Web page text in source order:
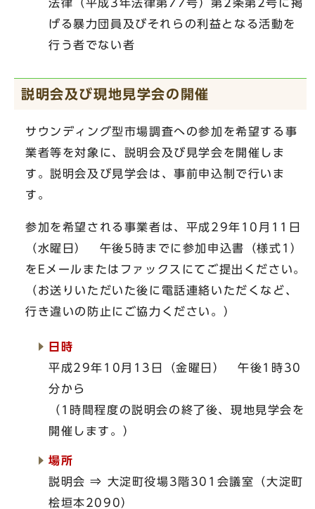
法律（平成3年法律第77号）第2条第2号に掲
げる暴力団員及びそれらの利益となる活動を
行う者でない者
説明会及び現地見学会の開催
サウンディング型市場調査への参加を希望する事
業者等を対象に、説明会及び見学会を開催しま
す。説明会及び見学会は、事前申込制で行いま
す。
参加を希望される事業者は、平成29年10月11日
（水曜日） 午後5時までに参加申込書（様式1）
をEメールまたはファックスにてご提出ください。
（お送りいただいた後に電話連絡いただくなど、
行き違いの防止にご協力ください。）
日時
平成29年10月13日（金曜日） 午後1時30
分から
（1時間程度の説明会の終了後、現地見学会を
開催します。）
場所
説明会 ⇒ 大淀町役場3階301会議室（大淀町
桧垣本2090）